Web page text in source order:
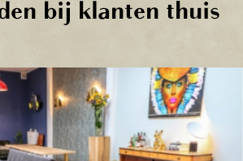
bij klanten thuis